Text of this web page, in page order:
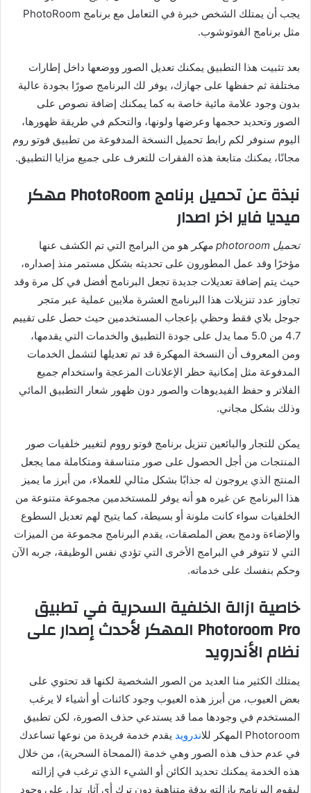
يجب أن يمتلك الشخص خبرة في التعامل مع برنامج PhotoRoom
مثل برنامج الفوتوشوب.
بعد تثبيت هذا التطبيق يمكنك تعديل الصور ووضعها داخل إطارات
مختلفة ثم حفظها على جهازك، يوفر لك البرنامج صورًا بجودة عالية
بدون وجود علامة مائية خاصة به كما يمكنك إضافة نصوص على
الصور وتحديد حجمها وعرضها ولونها، والتحكم في طريقة ظهورها،
اليوم سنوفر لكم رابط تحميل النسخة المدفوعة من تطبيق فوتو روم
مجانًا، يمكنك متابعة هذه الفقرات للتعرف على جميع مزايا التطبيق.
نبذة عن تحميل برنامج PhotoRoom مهكر
ميديا فاير اخر اصدار
تحميل photoroom مهكر
هو من البرامج التي تم الكشف عنها
مؤخرًا وقد عمل المطورون على تحديثه بشكل مستمر منذ إصداره،
حيث يتم إضافة تعديلات جديدة تجعل البرنامج أفضل في كل مرة وقد
تجاوز عدد تنزيلات هذا البرنامج العشرة ملايين عملية عبر متجر
جوجل بلاي فقط وحظي بإعجاب المستخدمين حيث حصل على تقييم
4.7 من 5.0 مما يدل على جودة التطبيق والخدمات التي يقدمها،
ومن المعروف أن النسخة المهكرة قد تم تعديلها لتشمل الخدمات
المدفوعة مثل إمكانية حظر الإعلانات المزعجة واستخدام جميع
الفلاتر و حفظ الفيديوهات والصور دون ظهور شعار التطبيق المائي
وذلك بشكل مجاني.
يمكن للتجار والبائعين تنزيل برنامج فوتو رووم لتغيير خلفيات صور
المنتجات من أجل الحصول على صور متناسقة ومتكاملة مما يجعل
المنتج الذي يروجون له جذابًا بشكل مثالي للعملاء، من أبرز ما يميز
هذا البرنامج عن غيره هو أنه يوفر للمستخدمين مجموعة متنوعة من
الخلفيات سواء كانت ملونة أو بسيطة، كما يتيح لهم تعديل السطوع
والإضاءة ودمج بعض الملصقات، يقدم البرنامج مجموعة من الميزات
التي لا تتوفر في البرامج الأخرى التي تؤدي نفس الوظيفة، جربه الآن
وحكم بنفسك على خدماته.
خاصية ازالة الخلفية السحرية في تطبيق
Photoroom Pro المهكر لأحدث إصدار على
نظام الأندرويد
يمتلك الكثير منا العديد من الصور الشخصية لكنها قد تحتوي على
بعض العيوب، من أبرز هذه العيوب وجود كائنات أو أشياء لا يرغب
المستخدم في وجودها مما قد يستدعي حذف الصورة، لكن تطبيق
Photoroom المهكر لل
اندرويد يقدم خدمة فريدة من نوعها تساعدك
في عدم حذف هذه الصور وهي خدمة (الممحاة السحرية)، من خلال
هذه الخدمة يمكنك تحديد الكائن أو الشيء الذي ترغب في إزالته
ليقوم البرنامج بإزالته بدقة متناهية دون ترك أي آثار تدل على وجود